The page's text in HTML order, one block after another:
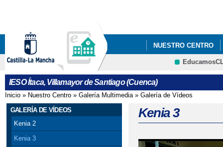
NUESTRO CENTRO
QUÉ HACEMOS
EL PINFUVOTE,
PROYECTO DE
IESO Ítaca, Villamayor de Santiago (Cuenca)
Se encuentra usted aquí
Inicio » Nuestro Centro » Galería Multimedia» Galería de Vídeos
GALERÍA DE VÍDEOS
Kenia 2
Kenia 3
Kenia 3